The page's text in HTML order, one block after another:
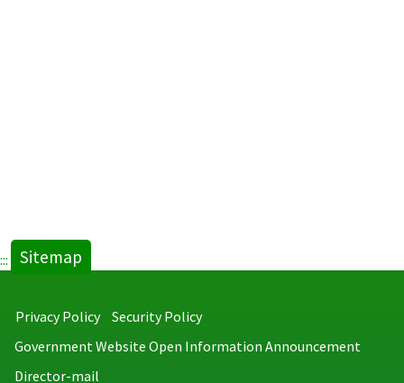
::: Sitemap
Privacy Policy
Security Policy
Government Website Open Information Announcement
Director-mail